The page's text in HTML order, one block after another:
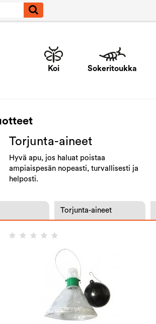
Koi Sokeritoukka
Torjunta-aineet
Hyvä apu, jos haluat poistaa
ampiaispesän nopeasti, turvallisesti ja
helposti.
Torjunta-aineet